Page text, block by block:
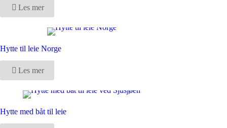
Les mer
Hytte til leie Norge
Les mer
Hytte med båt til leie